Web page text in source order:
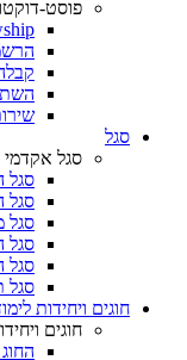
פוסט-
סגל
סגל אקדמי
סגל
סגל
סגל
סגל
סגל
סגל
חוגים ויחידות
חוגים